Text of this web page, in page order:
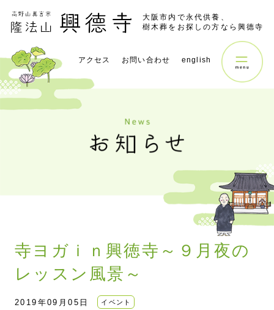
大阪市内で永代供養、
樹木葬をお探しの方なら興德寺
アクセス お問い合わせ english
寺ヨガｉｎ興徳寺～９月夜の
レッスン風景～
2019年09月05日 イベント